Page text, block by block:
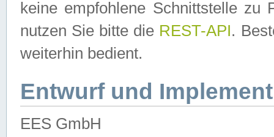
keine empfohlene Schnittstelle zu
nutzen Sie bitte die REST-API.
weiterhin bedient.
Entwurf und
EES GmbH